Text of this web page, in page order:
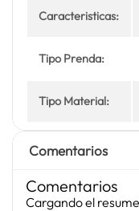
Caracteristicas:
Tipo Prenda:
Tipo Material:
Comentarios
Comentarios
Cargando el